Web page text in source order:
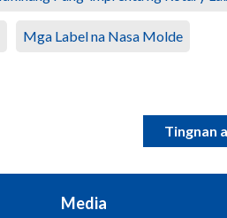
Mga Label na Nasa Molde
Tingnan
Media